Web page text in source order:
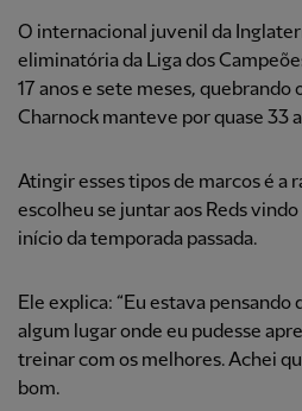
O internacional juvenil da
eliminatória da Liga dos
17 anos e sete meses, quebrando
Charnock manteve por quase 33
Atingir esses tipos de marcos é a
escolheu se juntar aos Reds
início da temporada passada.
Ele explica: “Eu estava pensando
algum lugar onde eu pudesse
treinar com os melhores. Achei
bom.